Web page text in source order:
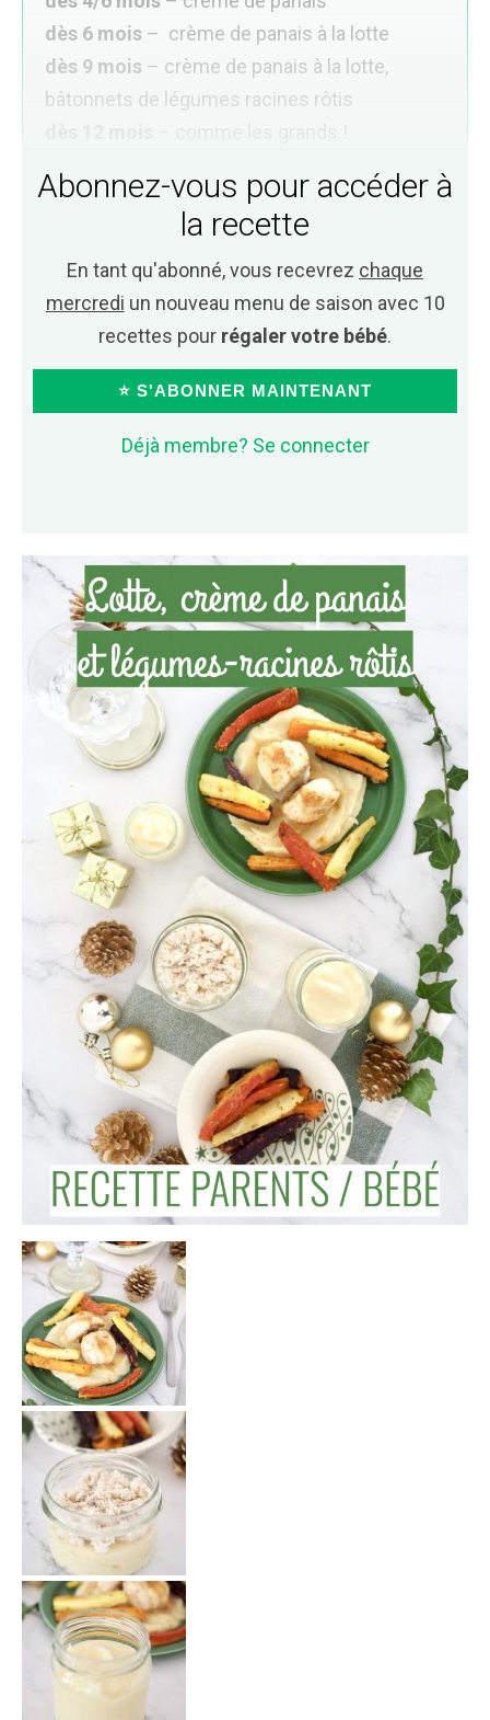
dès 6 mois – crème de panais à la lotte
dès 9 mois – crème de panais à la lotte,
bâtonnets de légumes racines rôtis
Abonnez-vous pour accéder à
la recette
En tant qu'abonné, vous recevrez chaque
mercredi un nouveau menu de saison avec 10
recettes pour régaler votre bébé.
⭐ S'ABONNER MAINTENANT
Déjà membre? Se connecter